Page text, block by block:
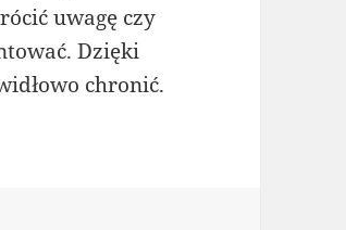
uwagę czy
Dzięki
chronić.